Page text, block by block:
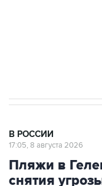
В РОССИИ
17:05, 8 августа 2026
Пляжи в
снятия